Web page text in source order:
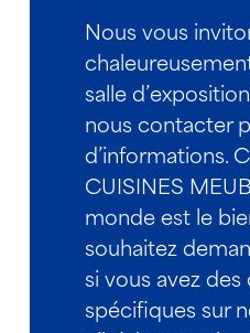
Nous vous
salle
nous contacter
d’informations.
CUISINES
monde est le
souhaitez
si vous avez
spécifiques sur